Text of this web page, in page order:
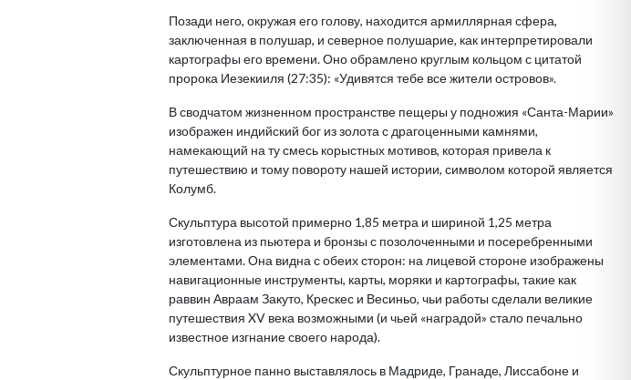
Позади него, окружая его голову, находится армиллярная сфера,
заключенная в полушар, и северное полушарие, как интерпретировали
картографы его времени. Оно обрамлено круглым кольцом с цитатой
пророка Иезекииля (27:35): «Удивятся тебе все жители островов».
В сводчатом жизненном пространстве пещеры у подножия «Санта-Марии»
изображен индийский бог из золота с драгоценными камнями,
намекающий на ту смесь корыстных мотивов, которая привела к
путешествию и тому повороту нашей истории, символом которой является
Колумб.
Скульптура высотой примерно 1,85 метра и шириной 1,25 метра
изготовлена ​​из пьютера и бронзы с позолоченными и посеребренными
элементами. Она видна с обеих сторон: на лицевой стороне изображены
навигационные инструменты, карты, моряки и картографы, такие как
раввин Авраам Закуто, Крескес и Весиньо, чьи работы сделали великие
путешествия XV века возможными (и чьей «наградой» стало печально
известное изгнание своего народа).
Скульптурное панно выставлялось в Мадриде, Гранаде, Лиссабоне и